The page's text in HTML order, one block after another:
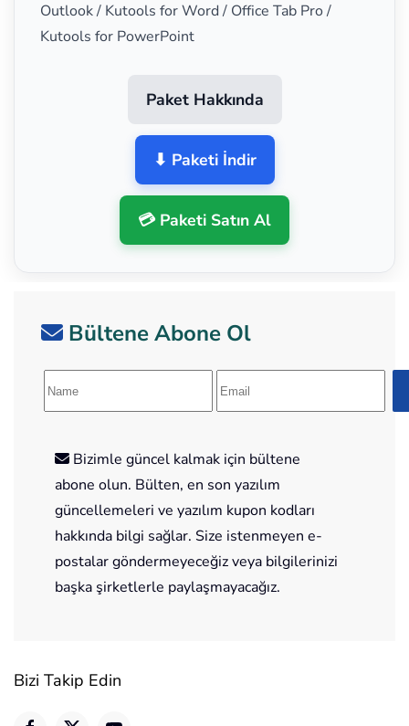
Outlook / Kutools for Word / Office Tab Pro /
Kutools for PowerPoint
Paket Hakkında
⬇ Paketi İndir
💳 Paketi Satın Al
Bültene Abone Ol
Bizimle güncel kalmak için bültene
abone olun. Bülten, en son yazılım
güncellemeleri ve yazılım kupon kodları
hakkında bilgi sağlar. Size istenmeyen e-
postalar göndermeyeceğiz veya bilgilerinizi
başka şirketlerle paylaşmayacağız.
Bizi Takip Edin